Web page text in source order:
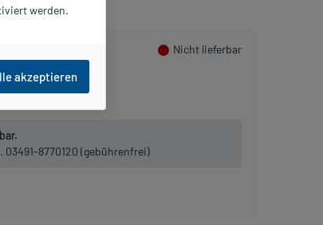
Nicht lieferbar
03491-8770120 (gebührenfrei)
werden.
akzeptieren